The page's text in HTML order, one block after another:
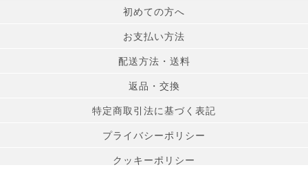
初めての方へ
お支払い方法
配送方法・送料
返品・交換
特定商取引法に基づく表記
プライバシーポリシー
クッキーポリシー